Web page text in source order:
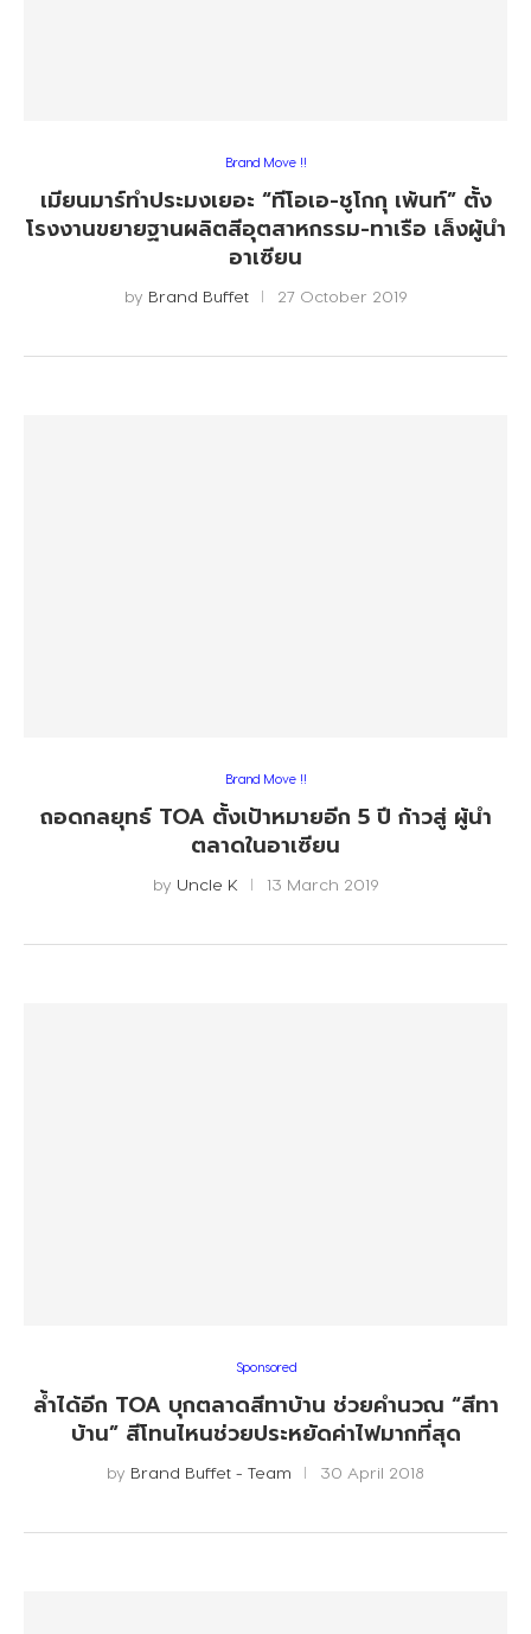
Brand Move !!
เมียนมาร์ทำประมงเยอะ “ทีโอเอ-ชูโกกุ เพ้นท์” ตั้ง
โรงงานขยายฐานผลิตสีอุตสาหกรรม-ทาเรือ เล็งผู้นำ
อาเซียน
by Brand Buffet 27 October 2019
Brand Move !!
ถอดกลยุทธ์ TOA ตั้งเป้าหมายอีก 5 ปี ก้าวสู่ ผู้นำ
ตลาดในอาเซียน
by Uncle K 13 March 2019
Sponsored
ล้ำได้อีก TOA บุกตลาดสีทาบ้าน ช่วยคำนวณ “สีทา
บ้าน” สีโทนไหนช่วยประหยัดค่าไฟมากที่สุด
by Brand Buffet - Team 30 April 2018